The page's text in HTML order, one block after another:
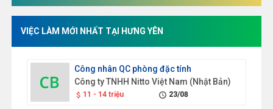
VIỆC LÀM MỚI NHẤT TẠI HƯNG YÊN
Công nhân QC phòng đặc tính
Công ty TNHH Nitto Việt Nam (Nhật Bản)
attach_money 11 - 14 triệu schedule 23/08